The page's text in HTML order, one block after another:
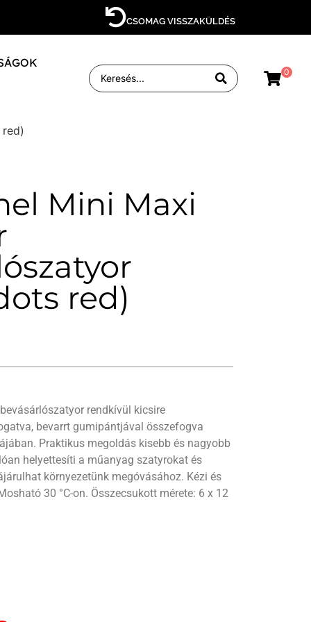
CSOMAG VISSZAKÜLDÉS
0
Mini Maxi
red)
rendkívül kicsire
bevarrt gumipántjával összefogva
Praktikus megoldás kisebb és nagyobb
helyettesíti a műanyag szatyrokat és
környezetünk megóvásához. Kézi és
30 °C-on. Összecsukott mérete: 6 x 12